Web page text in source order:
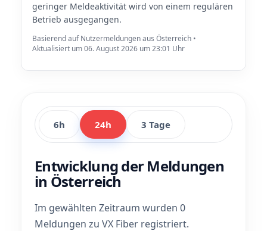
geringer Meldeaktivität wird von einem regulären
Betrieb ausgegangen.
Basierend auf Nutzermeldungen aus Österreich •
Aktualisiert um 06. August 2026 um 23:01 Uhr
6h 24h 3 Tage
Entwicklung der Meldungen
in Österreich
Im gewählten Zeitraum wurden 0
Meldungen zu VX Fiber registriert.